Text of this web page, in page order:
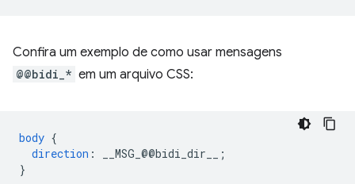
Confira um exemplo de como usar mensagens
@@bidi_* em um arquivo CSS:
body {
direction : __MSG_ @@bidi_dir__
;
}